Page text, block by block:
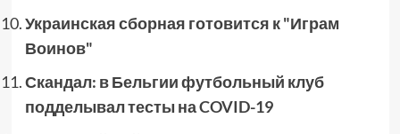
Украинская сборная готовится к "Играм
Воинов"
Скандал: в Бельгии футбольный клуб
подделывал тесты на COVID-19